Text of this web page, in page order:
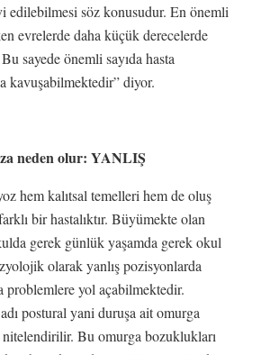
edilebilmesi söz konusudur. En önemli
evrelerde daha küçük derecelerde
sayede önemli sayıda hasta
kavuşabilmektedir” diyor.
neden olur: YANLIŞ
hem kalıtsal temelleri hem de oluş
bir hastalıktır. Büyümekte olan
gerek günlük yaşamda gerek okul
olarak yanlış pozisyonlarda
problemlere yol açabilmektedir.
postural yani duruşa ait omurga
Bu omurga bozuklukları